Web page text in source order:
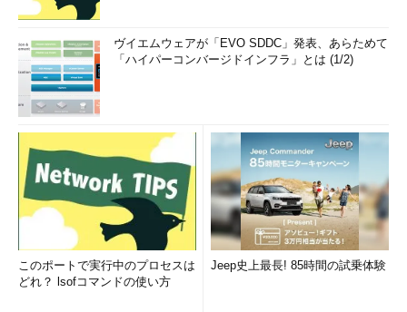
ヴイエムウェアが「EVO SDDC」発表、あらためて
「ハイパーコンバージドインフラ」とは (1/2)
このポートで実行中のプロセスは
どれ？ lsofコマンドの使い方
Jeep史上最長! 85時間の試乗体験